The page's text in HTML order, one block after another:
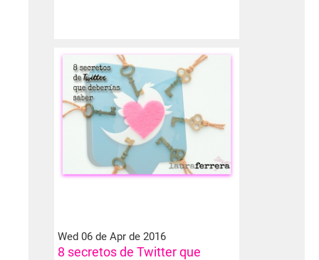
Wed 06 de Apr de 2016
8 secretos de Twitter que